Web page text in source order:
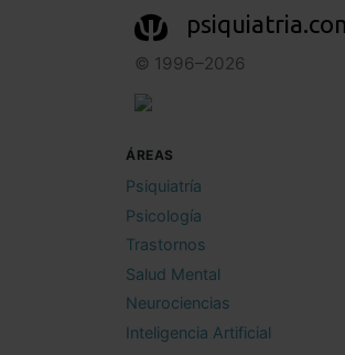
© 1996–2026
ÁREAS
Psiquiatría
Psicología
Trastornos
Salud Mental
Neurociencias
Inteligencia Artificial